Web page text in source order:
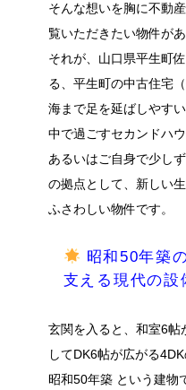
そんな想いを胸に不動
覧いただきたい物件があ
それが、山口県平生町
る、平生町の中古住宅
海まで足を延ばしやすい
中で過ごすセカンドハウ
あるいはご自身で少し
の拠点として、新しい
ふさわしい物件です。
昭和50年築
支える現代の設
玄関を入ると、和室6帖
してDK6帖が広がる
昭和50年築 という建物